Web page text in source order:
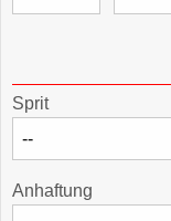
Sprit
Anhaftung